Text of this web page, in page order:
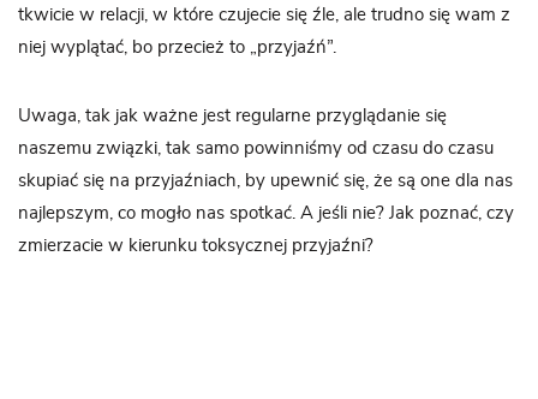
tkwicie w relacji, w które czujecie się źle, ale trudno się wam z
niej wyplątać, bo przecież to „przyjaźń”.
Uwaga, tak jak ważne jest regularne przyglądanie się
naszemu związki, tak samo powinniśmy od czasu do czasu
skupiać się na przyjaźniach, by upewnić się, że są one dla nas
najlepszym, co mogło nas spotkać. A jeśli nie? Jak poznać, czy
zmierzacie w kierunku toksycznej przyjaźni?